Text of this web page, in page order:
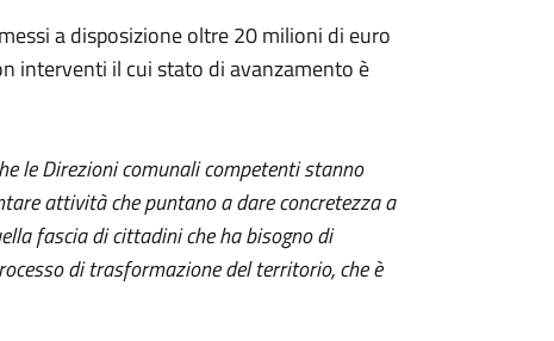
a disposizione oltre 20 milioni di euro
interventi il cui stato di avanzamento è
le Direzioni comunali competenti stanno
attività che puntano a dare concretezza a
fascia di cittadini che ha bisogno di
di trasformazione del territorio, che è